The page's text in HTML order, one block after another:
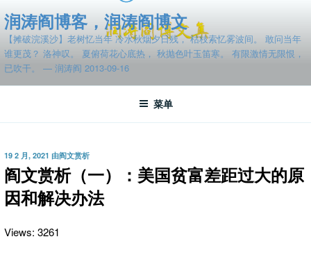
至
容
润涛阎博客，润涛阎博文
【摊破浣溪沙】老树忆当年 冷水秋烟夕日残， 枯枝索忆雾波间。 敢问当年
谁更茂？ 洛神叹。 夏俯荷花心底热， 秋抛色叶玉笛寒。 有限激情无限恨，
已吹干。 — 润涛阎 2013-09-16
菜单
发
布
于
19 2 月, 2021 由阎文赏析
阎文赏析（一）：美国贫富差距过大的原
因和解决办法
Views: 3261